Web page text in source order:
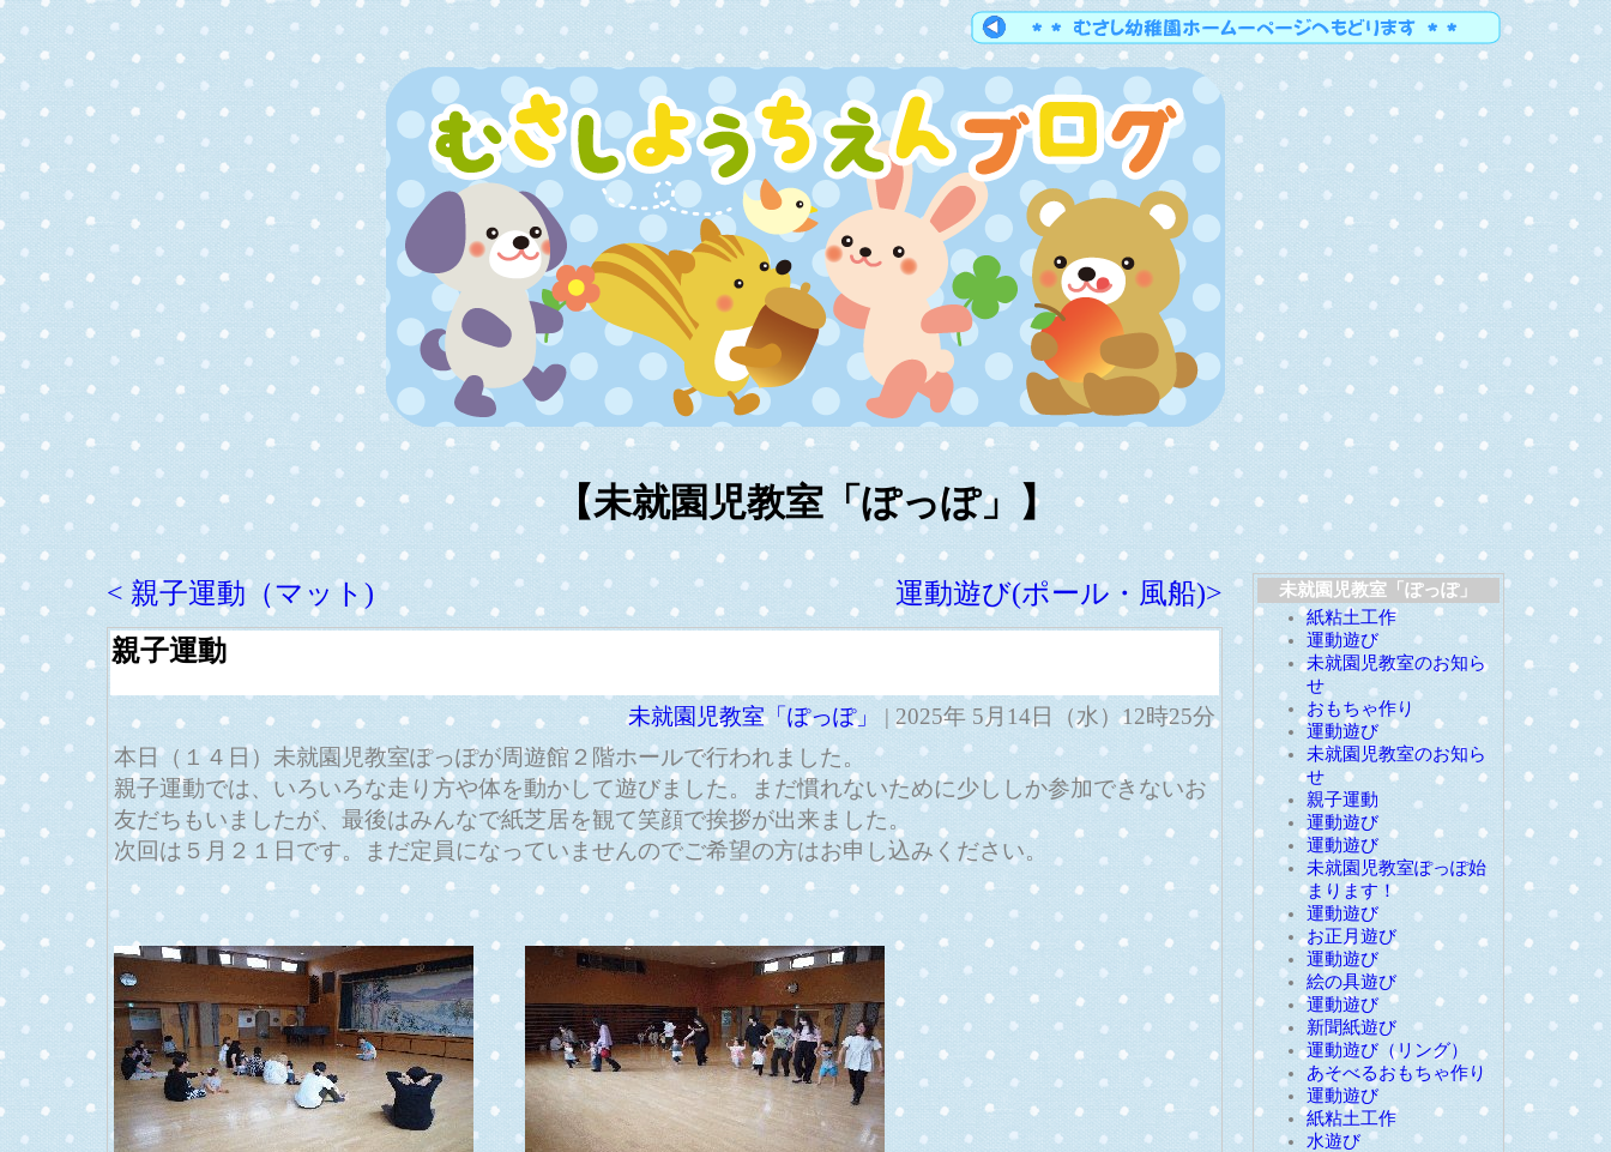
【未就園児教室「ぽっぽ」】
< 親子運動（マット)
運動遊び(ポール・風船)>
親子運動
未就園児教室「ぽっぽ」
| 2025年 5月14日（水）12時25分
本日（１４日）未就園児教室ぽっぽが周遊館２階ホールで行われました。
親子運動では、いろいろな走り方や体を動かして遊びました。まだ慣れないために少ししか参加できないお
友だちもいましたが、最後はみんなで紙芝居を観て笑顔で挨拶が出来ました。
次回は５月２１日です。まだ定員になっていませんのでご希望の方はお申し込みください。
未就園児教室「ぽっぽ」
紙粘土工作
運動遊び
未就園児教室のお知ら
せ
おもちゃ作り
運動遊び
未就園児教室のお知ら
せ
親子運動
運動遊び
運動遊び
未就園児教室ぽっぽ始
まります！
運動遊び
お正月遊び
運動遊び
絵の具遊び
運動遊び
新聞紙遊び
運動遊び（リング）
あそべるおもちゃ作り
運動遊び
紙粘土工作
水遊び